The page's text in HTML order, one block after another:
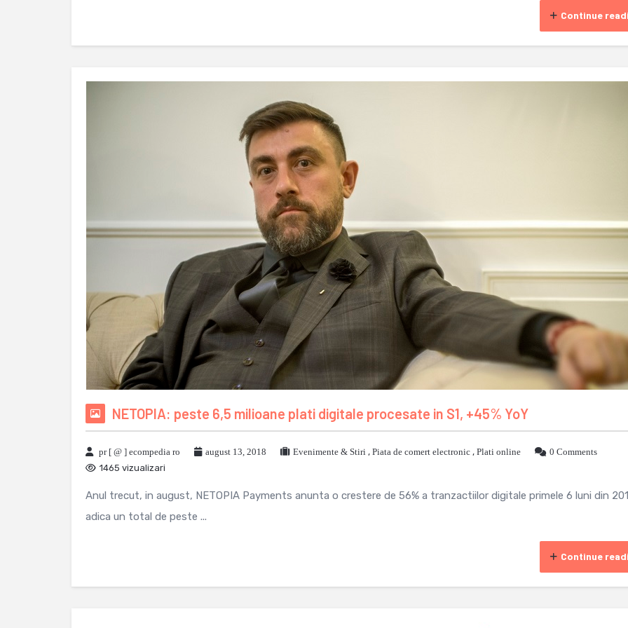
Continue
NETOPIA: peste 6,5 milioane plati digitale procesate in S1, +45% YoY
pr [ @ ] ecompedia ro august 13, 2018 Evenimente & Stiri , Piata de comert electronic , Plati online
0 Comments
1465 vizualizari
Anul trecut, in august, NETOPIA Payments anunta o crestere de 56% a tranzactiilor digitale primele 6 luni din
adica un total de peste ...
Continue